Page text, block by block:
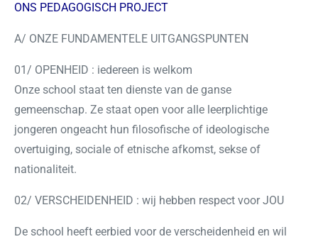
ONS PEDAGOGISCH PROJECT
A/ ONZE FUNDAMENTELE UITGANGSPUNTEN
01/ OPENHEID : iedereen is welkom
Onze school staat ten dienste van de ganse
gemeenschap. Ze staat open voor alle leerplichtige
jongeren ongeacht hun filosofische of ideologische
overtuiging, sociale of etnische afkomst, sekse of
nationaliteit.
02/ VERSCHEIDENHEID : wij hebben respect voor JOU
De school heeft eerbied voor de verscheidenheid en wil